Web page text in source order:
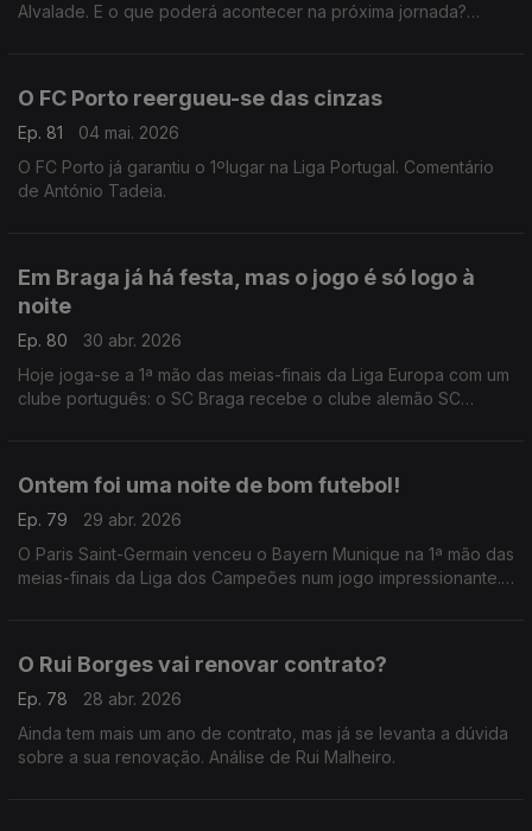
Alvalade. E o que poderá acontecer na próxima jornada?
O FC Porto reergueu-se das cinzas
Ep. 81
04 mai. 2026
O FC Porto já garantiu o 1ºlugar na Liga Portugal. Comentário
de António Tadeia.
Em Braga já há festa, mas o jogo é só logo à
noite
Ep. 80
30 abr. 2026
Hoje joga-se a 1ª mão das meias-finais da Liga Europa com um
clube português: o SC Braga recebe o clube alemão SC
Ontem foi uma noite de bom futebol!
Ep. 79
29 abr. 2026
O Paris Saint-Germain venceu o Bayern Munique na 1ª mão das
meias-finais da Liga dos Campeões num jogo impressionante.
O Rui Borges vai renovar contrato?
Ep. 78
28 abr. 2026
Ainda tem mais um ano de contrato, mas já se levanta a dúvida
sobre a sua renovação. Análise de Rui Malheiro.